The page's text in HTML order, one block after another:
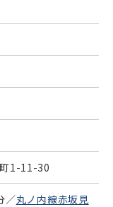
1-11-30
／丸ノ内線赤坂見